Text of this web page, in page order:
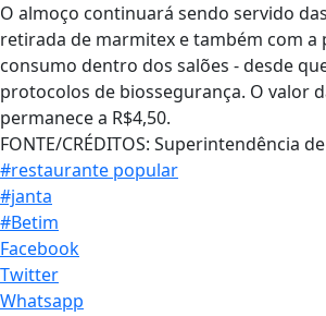
O almoço continuará sendo servido
retirada de marmitex e também com a
consumo dentro dos salões - desde
protocolos de biossegurança. O valor
permanece a R$4,50.
FONTE/CRÉDITOS: Superintendência
#restaurante popular
#janta
#Betim
Facebook
Twitter
Whatsapp